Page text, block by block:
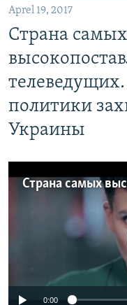
Aprel 19, 2017
Страна самых
политики
Украины
No media
0:00